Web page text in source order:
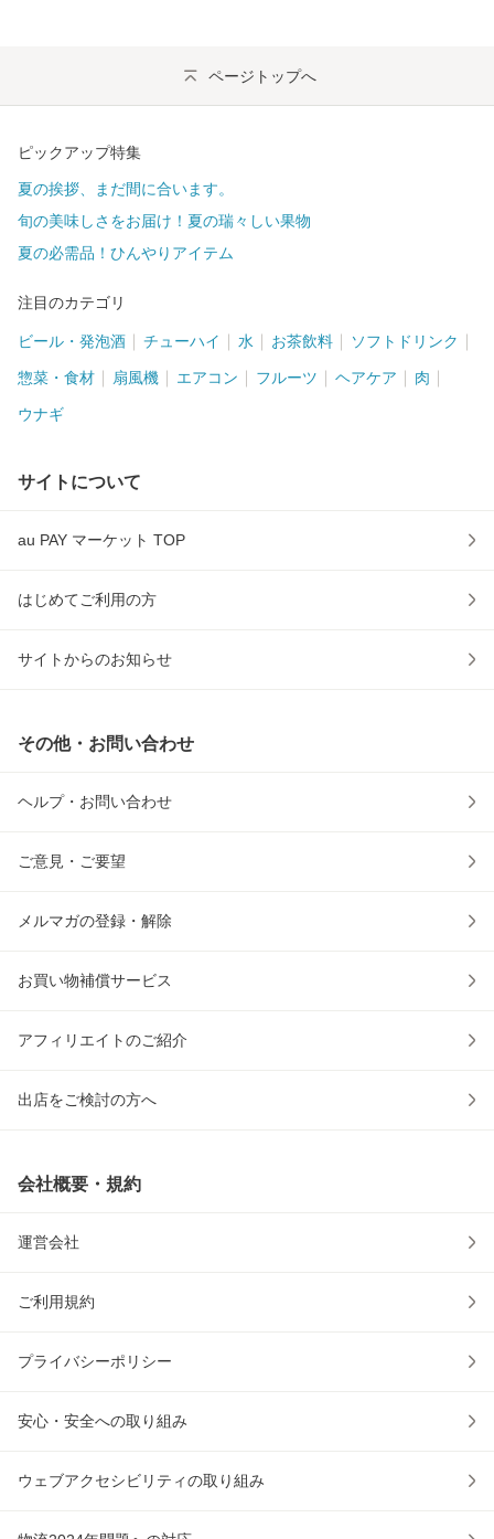
ページトップへ
ピックアップ特集
夏の挨拶、まだ間に合います。
旬の美味しさをお届け！夏の瑞々しい果物
夏の必需品！ひんやりアイテム
注目のカテゴリ
ビール・発泡酒 チューハイ 水 お茶飲料 ソフトドリンク
惣菜・食材 扇風機 エアコン フルーツ ヘアケア 肉
ウナギ
サイトについて
au PAY マーケット TOP
はじめてご利用の方
サイトからのお知らせ
その他・お問い合わせ
ヘルプ・お問い合わせ
ご意見・ご要望
メルマガの登録・解除
お買い物補償サービス
アフィリエイトのご紹介
出店をご検討の方へ
会社概要・規約
運営会社
ご利用規約
プライバシーポリシー
安心・安全への取り組み
ウェブアクセシビリティの取り組み